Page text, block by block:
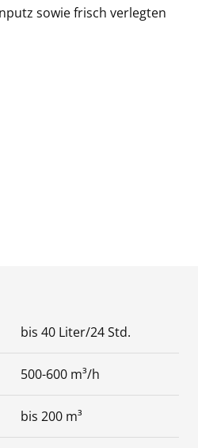
sowie frisch verlegten
bis 40 Liter/24 Std.
500-600 m³/h
bis 200 m³